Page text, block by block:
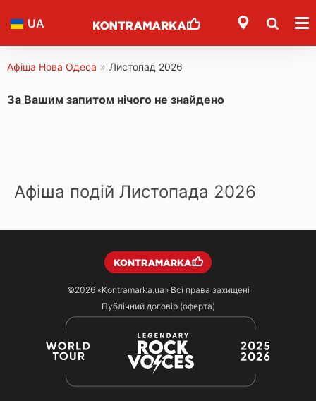
UA
Афіша Нова Одеса » Листопад 2026
За Вашим запитом нічого не знайдено
Афіша подій Листопада 2026
©2026 «Kontramarka.ua»Всі права захищені
Публічний договір (оферта)